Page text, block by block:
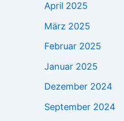
April 2025
März 2025
Februar 2025
Januar 2025
Dezember 2024
September 2024